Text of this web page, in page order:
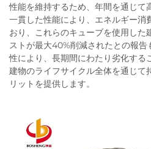
性能を維持するため、年間を通じて
一貫した性能により、エネルギー消
おり、これらのキューブを使用した
ストが最大40%削減されたとの報
性により、長期間にわたり劣化する
建物のライフサイクル全体を通じて
リットを提供します。